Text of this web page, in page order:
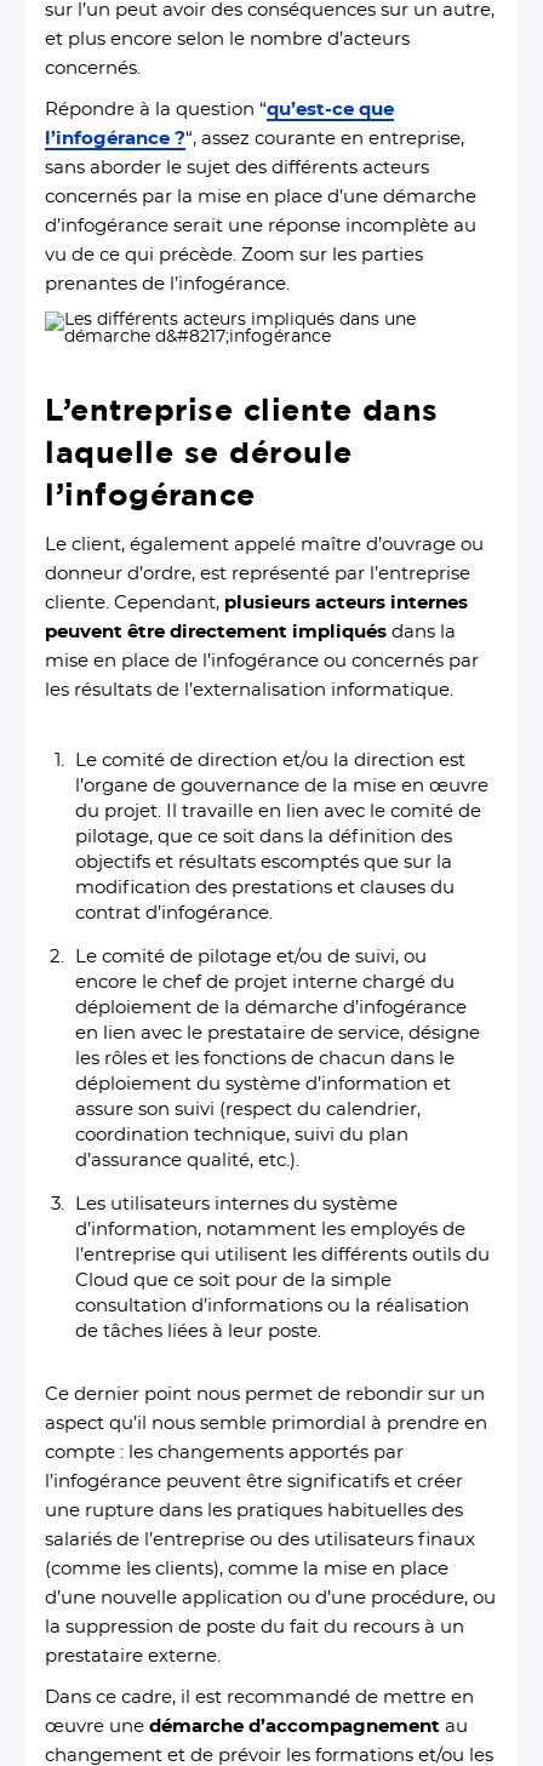
sur l’un peut avoir des conséquences sur un autre,
et plus encore selon le nombre d’acteurs
concernés.
Répondre à la question “qu’est-ce que
l’infogérance ?“, assez courante en entreprise,
sans aborder le sujet des différents acteurs
concernés par la mise en place d’une démarche
d’infogérance serait une réponse incomplète au
vu de ce qui précède. Zoom sur les parties
prenantes de l’infogérance.
L’entreprise cliente dans
laquelle se déroule
l’infogérance
Le client, également appelé maître d’ouvrage ou
donneur d’ordre, est représenté par l’entreprise
cliente. Cependant, plusieurs acteurs internes
peuvent être directement impliqués dans la
mise en place de l’infogérance ou concernés par
les résultats de l’externalisation informatique.
Le comité de direction et/ou la direction est
l’organe de gouvernance de la mise en œuvre
du projet. Il travaille en lien avec le comité de
pilotage, que ce soit dans la définition des
objectifs et résultats escomptés que sur la
modification des prestations et clauses du
contrat d’infogérance.
Le comité de pilotage et/ou de suivi, ou
encore le chef de projet interne chargé du
déploiement de la démarche d’infogérance
en lien avec le prestataire de service, désigne
les rôles et les fonctions de chacun dans le
déploiement du système d’information et
assure son suivi (respect du calendrier,
coordination technique, suivi du plan
d’assurance qualité, etc.).
Les utilisateurs internes du système
d’information, notamment les employés de
l’entreprise qui utilisent les différents outils du
Cloud que ce soit pour de la simple
consultation d’informations ou la réalisation
de tâches liées à leur poste.
Ce dernier point nous permet de rebondir sur un
aspect qu’il nous semble primordial à prendre en
compte : les changements apportés par
l’infogérance peuvent être significatifs et créer
une rupture dans les pratiques habituelles des
salariés de l’entreprise ou des utilisateurs finaux
(comme les clients), comme la mise en place
d’une nouvelle application ou d’une procédure, ou
la suppression de poste du fait du recours à un
prestataire externe.
Dans ce cadre, il est recommandé de mettre en
œuvre unedémarche d’accompagnement au
changement et de prévoir les formations et/ou les